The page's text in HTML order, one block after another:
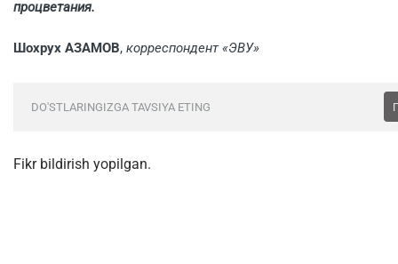
процветания.
Шохрух АЗАМОВ, корреспондент «ЭВУ»
DO'STLARINGIZGA TAVSIYA ETING
Fikr bildirish yopilgan.